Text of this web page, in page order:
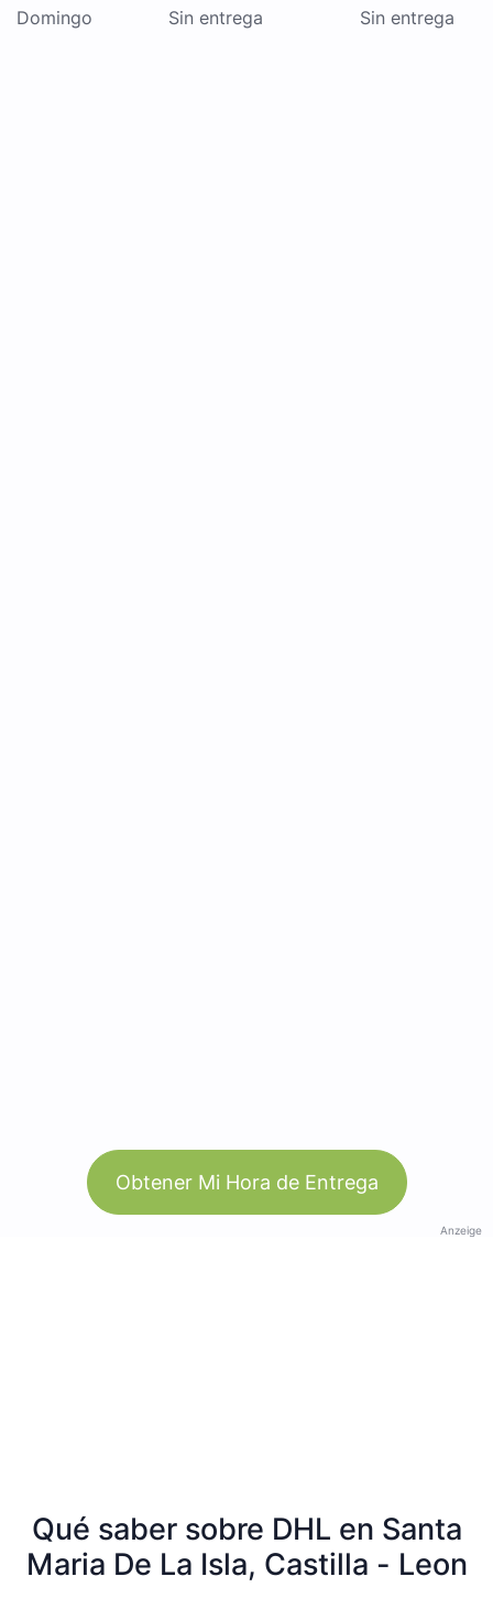
Domingo Sin entrega Sin entrega
Obtener Mi Hora de Entrega
Anzeige
Qué saber sobre DHL en Santa
Maria De La Isla, Castilla - Leon